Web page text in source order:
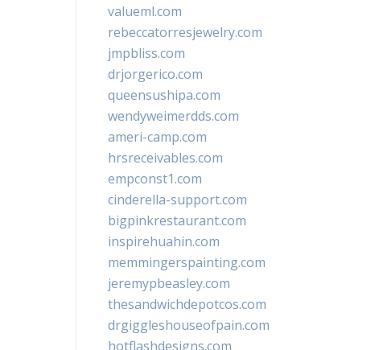
valueml.com
rebeccatorresjewelry.com
jmpbliss.com
drjorgerico.com
queensushipa.com
wendyweimerdds.com
ameri-camp.com
hrsreceivables.com
empconst1.com
cinderella-support.com
bigpinkrestaurant.com
inspirehuahin.com
memmingerspainting.com
jeremypbeasley.com
thesandwichdepotcos.com
drgiggleshouseofpain.com
hotflashdesigns.com